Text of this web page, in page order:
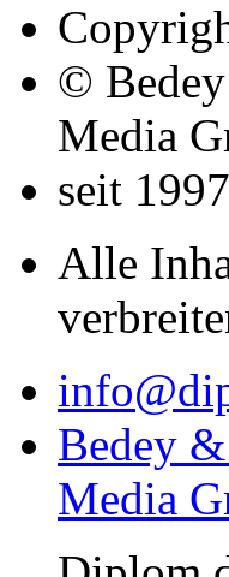
©
Media
seit 1997
Alle
Bedey
Media